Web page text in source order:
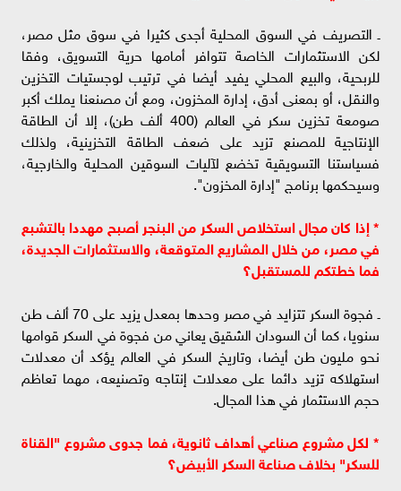
ـ التصريف في السوق المحلية أجدى كثيرا في سوق مثل مصر،
لكن الاستثمارات الخاصة تتوافر أمامها حرية التسويق، وفقا
للربحية، والبيع المحلي يفيد أيضا في ترتيب لوجستيات التخزين
والنقل، أو بمعنى أدق، إدارة المخزون، ومع أن مصنعنا يملك أكبر
صومعة تخزين سكر في العالم (400 ألف طن)، إلا أن الطاقة
الإنتاجية للمصنع تزيد على ضعف الطاقة التخزينية، ولذلك
فسياستنا التسويقية تخضع لآليات السوقين المحلية والخارجية،
وسيحكمها برنامج "إدارة المخزون".
* إذا كان مجال استخلاص السكر من البنجر أصبح مهددا بالتشبع
في مصر، من خلال المشاريع المتوقعة، والاستثمارات الجديدة،
فما خطتكم للمستقبل؟
ـ فجوة السكر تتزايد في مصر وحدها بمعدل يزيد على 70 ألف طن
سنويا، كما أن السودان الشقيق يعاني من فجوة في السكر قوامها
نحو مليون طن أيضا، وتاريخ السكر في العالم يؤكد أن معدلات
استهلاكه تزيد دائما على معدلات إنتاجه وتصنيعه، مهما تعاظم
حجم الاستثمار في هذا المجال.
* لكل مشروع صناعي أهداف ثانوية، فما جدوى مشروع "القناة
للسكر" بخلاف صناعة السكر الأبيض؟